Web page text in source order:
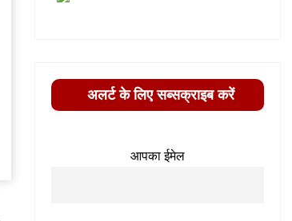
अलर्ट के लिए सब्सक्राइब करें
आपका ईमेल